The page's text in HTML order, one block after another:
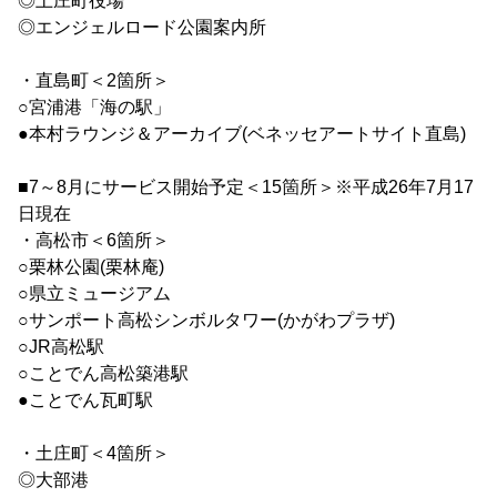
◎エンジェルロード公園案内所
・直島町＜2箇所＞
○宮浦港「海の駅」
●本村ラウンジ＆アーカイブ(ベネッセアートサイト直島)
■7～8月にサービス開始予定＜15箇所＞※平成26年7月17
日現在
・高松市＜6箇所＞
○栗林公園(栗林庵)
○県立ミュージアム
○サンポート高松シンボルタワー(かがわプラザ)
○JR高松駅
○ことでん高松築港駅
●ことでん瓦町駅
・土庄町＜4箇所＞
◎大部港